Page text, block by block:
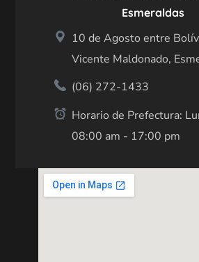
Esmeraldas
10 de Agosto entre
Vicente Maldonado,
(06) 272-1433
Horario de Prefectura:
08:00 am - 17:00 pm